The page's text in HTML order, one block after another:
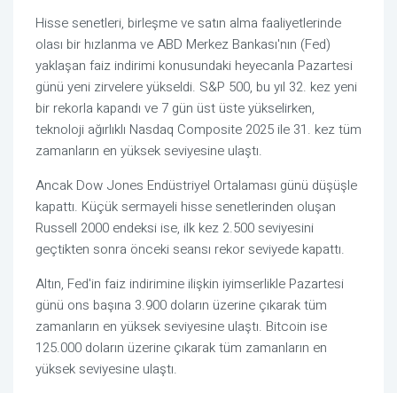
Hisse senetleri, birleşme ve satın alma faaliyetlerinde
olası bir hızlanma ve ABD Merkez Bankası'nın (Fed)
yaklaşan faiz indirimi konusundaki heyecanla Pazartesi
günü yeni zirvelere yükseldi. S&P 500, bu yıl 32. kez yeni
bir rekorla kapandı ve 7 gün üst üste yükselirken,
teknoloji ağırlıklı Nasdaq Composite 2025 ile 31. kez tüm
zamanların en yüksek seviyesine ulaştı.
Ancak Dow Jones Endüstriyel Ortalaması günü düşüşle
kapattı. Küçük sermayeli hisse senetlerinden oluşan
Russell 2000 endeksi ise, ilk kez 2.500 seviyesini
geçtikten sonra önceki seansı rekor seviyede kapattı.
Altın, Fed'in faiz indirimine ilişkin iyimserlikle Pazartesi
günü ons başına 3.900 doların üzerine çıkarak tüm
zamanların en yüksek seviyesine ulaştı. Bitcoin ise
125.000 doların üzerine çıkarak tüm zamanların en
yüksek seviyesine ulaştı.